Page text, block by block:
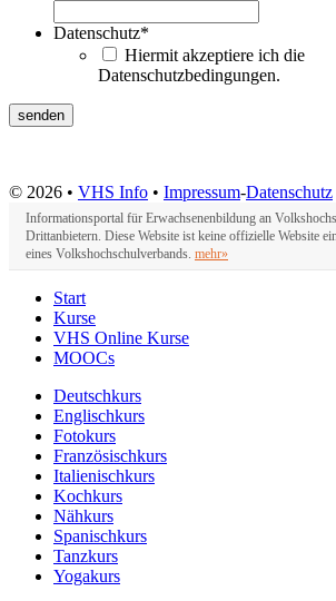
Datenschutz*
Hiermit akzeptiere ich die
Datenschutzbedingungen.
© 2026 • VHS Info • Impressum-Datenschutz
Informationsportal für Erwachsenenbildung an
Drittanbietern. Diese Website ist keine offizielle Website
eines Volkshochschulverbands. mehr»
Start
Kurse
VHS Online Kurse
MOOCs
Deutschkurs
Englischkurs
Fotokurs
Französischkurs
Italienischkurs
Kochkurs
Nähkurs
Spanischkurs
Tanzkurs
Yogakurs